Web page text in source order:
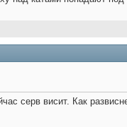
серв висит. Как